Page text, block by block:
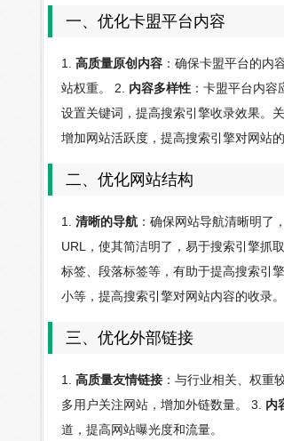
一、优化卡盟平台内容
1. 高质量原创内容 ：确保卡盟平台的内
站权重。 2. 内容多样性 ：卡盟平台内
设置关键词，提高搜索引擎收录效果。
增加网站活跃度，提高搜索引擎对网站的
二、优化网站结构
1. 清晰的导航 ：确保网站导航清晰明了
URL，使其简洁明了，易于搜索引擎抓
标签、段落标签等，有助于提高搜索引
小等，提高搜索引擎对网站内容的收录。
三、优化外部链接
1. 高质量友情链接 ：与行业相关、权重
多用户关注网站，增加外链数量。 3. 内
道，提高网站曝光度和流量。